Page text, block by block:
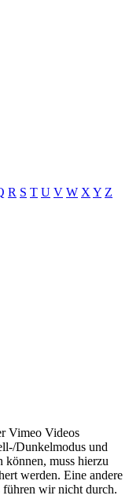
R S T U V W X Y Z
Vimeo Videos
Dunkelmodus und
können, muss hierzu
werden. Eine andere
wir nicht durch.